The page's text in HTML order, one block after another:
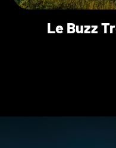
Le Buzz